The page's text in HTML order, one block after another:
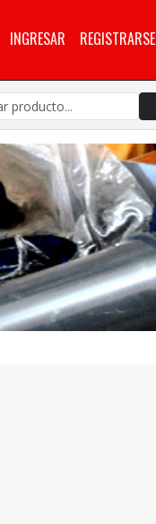
INGRESAR REGISTRARSE